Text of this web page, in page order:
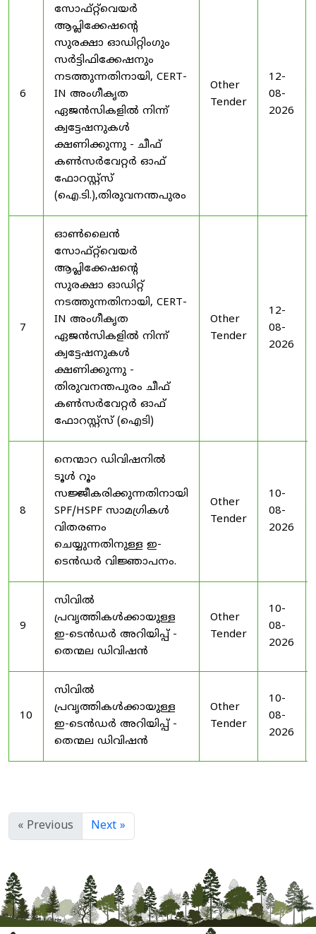
6
സോഫ്റ്റ്‌വെയർ
ആപ്ലിക്കേഷന്റെ
സുരക്ഷാ ഓഡിറ്റിംഗും
സർട്ടിഫിക്കേഷനും
നടത്തുന്നതിനായി, CERT-
IN അംഗീകൃത
ഏജൻസികളിൽ നിന്ന്
ക്വട്ടേഷനുകൾ
ക്ഷണിക്കുന്നു - ചീഫ്
കൺസർവേറ്റർ ഓഫ്
ഫോറസ്റ്റ്സ്
(ഐ.ടി.),തിരുവനന്തപുരം
Other
Tender
12-
08-
2026
7
ഓൺലൈൻ
സോഫ്റ്റ്‌വെയർ
ആപ്ലിക്കേഷന്റെ
സുരക്ഷാ ഓഡിറ്റ്
നടത്തുന്നതിനായി, CERT-
IN അംഗീകൃത
ഏജൻസികളിൽ നിന്ന്
ക്വട്ടേഷനുകൾ
ക്ഷണിക്കുന്നു -
തിരുവനന്തപുരം ചീഫ്
കൺസർവേറ്റർ ഓഫ്
ഫോറസ്റ്റ്സ് (ഐടി)
Other
Tender
12-
08-
2026
8
നെന്മാറ ഡിവിഷനിൽ
ടൂൾ റൂം
സജ്ജീകരിക്കുന്നതിനായി
SPF/HSPF സാമഗ്രികൾ
വിതരണം
ചെയ്യുന്നതിനുള്ള ഇ-
ടെൻഡർ വിജ്ഞാപനം.
Other
Tender
10-
08-
2026
9
സിവിൽ
പ്രവൃത്തികൾക്കായുള്ള
ഇ-ടെൻഡർ അറിയിപ്പ് -
തെന്മല ഡിവിഷൻ
Other
Tender
10-
08-
2026
10
സിവിൽ
പ്രവൃത്തികൾക്കായുള്ള
ഇ-ടെൻഡർ അറിയിപ്പ് -
തെന്മല ഡിവിഷൻ
Other
Tender
10-
08-
2026
« Previous Next »